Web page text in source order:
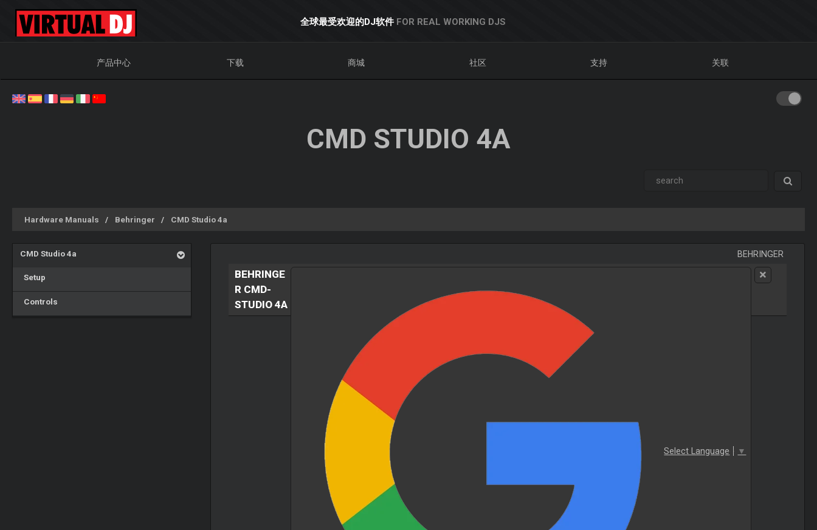
全球最受欢迎的DJ软件 FOR REAL WORKING DJS
产品中心 下载 商城 社区 支持 关联
CMD STUDIO 4A
Hardware Manuals Behringer CMD Studio 4a
CMD Studio 4a
Setup
Controls
BEHRINGER
Select Language ▼
BEHRINGE
R CMD-
STUDIO 4A